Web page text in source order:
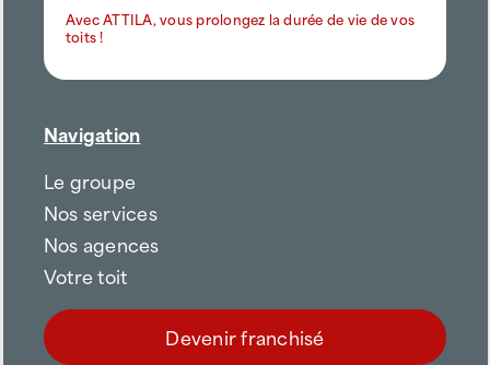
Avec ATTILA, vous prolongez la durée de vie de vos
toits !
Navigation
Le groupe
Nos services
Nos agences
Votre toit
Devenir franchisé